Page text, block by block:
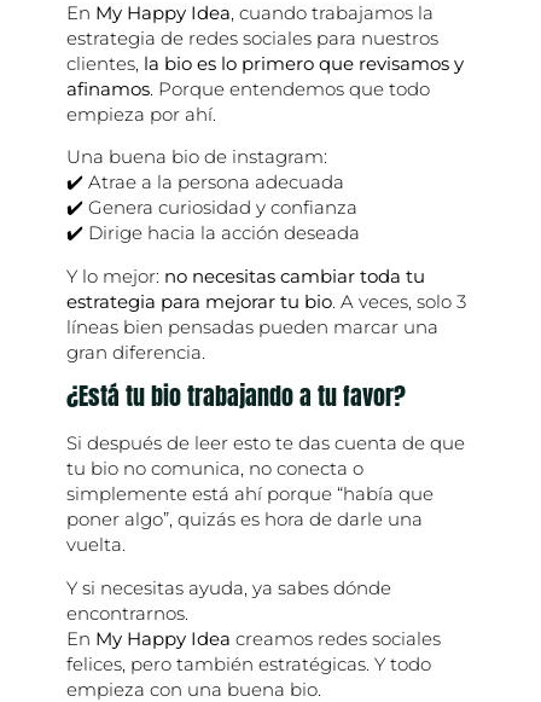
En My Happy Idea, cuando trabajamos la
estrategia de redes sociales para nuestros
clientes, la bio es lo primero que revisamos y
afinamos. Porque entendemos que todo
empieza por ahí.
Una buena bio de instagram:
✔️ Atrae a la persona adecuada
✔️ Genera curiosidad y confianza
✔️ Dirige hacia la acción deseada
Y lo mejor: no necesitas cambiar toda tu
estrategia para mejorar tu bio. A veces, solo 3
líneas bien pensadas pueden marcar una
gran diferencia.
¿Está tu bio trabajando a tu favor?
Si después de leer esto te das cuenta de que
tu bio no comunica, no conecta o
simplemente está ahí porque “había que
poner algo”, quizás es hora de darle una
vuelta.
Y si necesitas ayuda, ya sabes dónde
encontrarnos.
En My Happy Idea creamos redes sociales
felices, pero también estratégicas. Y todo
empieza con una buena bio.